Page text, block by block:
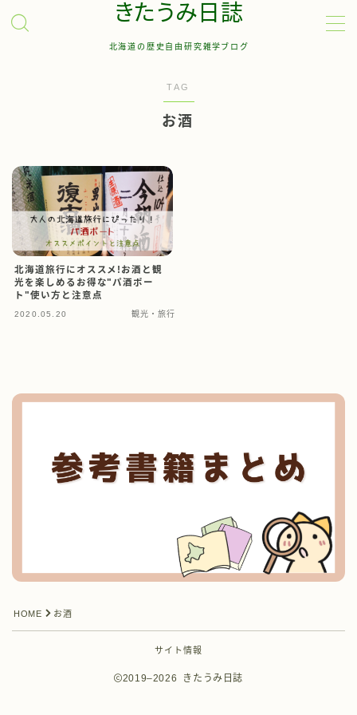
きたうみ日誌
北海道の歴史自由研究雑学ブログ
サイトマップ
TAG
お酒
北海道旅行にオススメ!お酒と観
光を楽しめるお得な"パ酒ポー
ト"使い方と注意点
2020.05.20 観光・旅行
HOME お酒
サイト情報
2019–2026 きたうみ日誌